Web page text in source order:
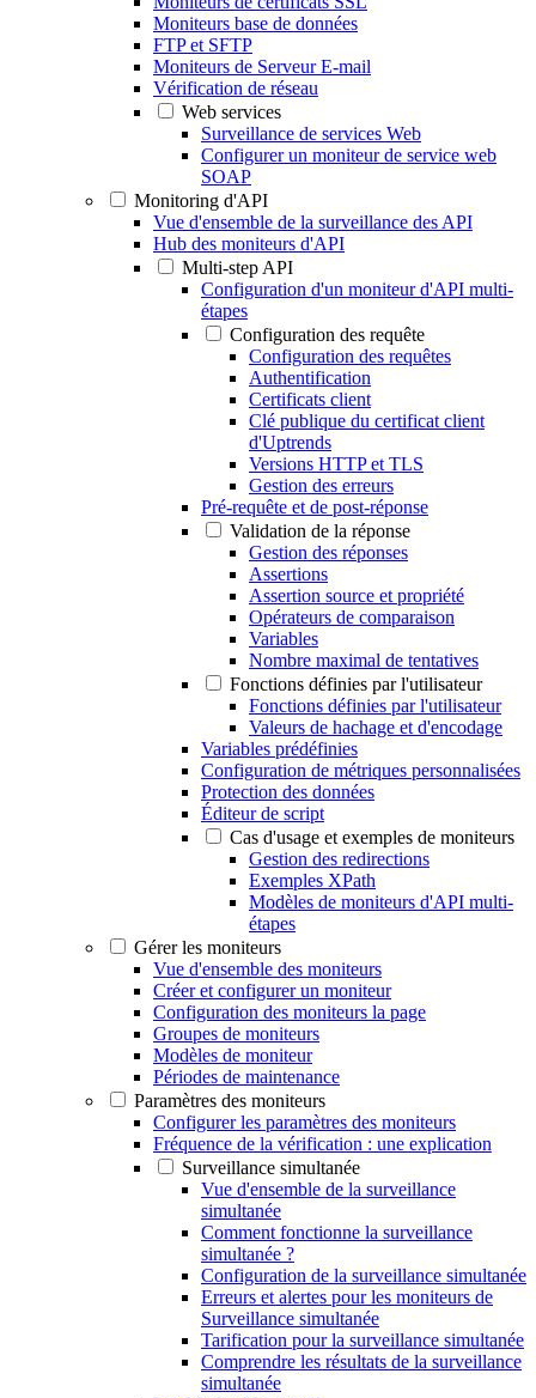
Moniteurs base de données
FTP et SFTP
Moniteurs de Serveur E-mail
Vérification de réseau
Web services
Surveillance de services Web
Configurer un moniteur de service web
SOAP
Monitoring d'API
Vue d'ensemble de la surveillance des API
Hub des moniteurs d'API
Multi-step API
Configuration d'un moniteur d'API multi-
étapes
Configuration des requête
Configuration des requêtes
Authentification
Certificats client
Clé publique du certificat client
d'Uptrends
Versions HTTP et TLS
Gestion des erreurs
Pré-requête et de post-réponse
Validation de la réponse
Gestion des réponses
Assertions
Assertion source et propriété
Opérateurs de comparaison
Variables
Nombre maximal de tentatives
Fonctions définies par l'utilisateur
Fonctions définies par l'utilisateur
Valeurs de hachage et d'encodage
Variables prédéfinies
Configuration de métriques personnalisées
Protection des données
Éditeur de script
Cas d'usage et exemples de moniteurs
Gestion des redirections
Exemples XPath
Modèles de moniteurs d'API multi-
étapes
Gérer les moniteurs
Vue d'ensemble des moniteurs
Créer et configurer un moniteur
Configuration des moniteurs la page
Groupes de moniteurs
Modèles de moniteur
Périodes de maintenance
Paramètres des moniteurs
Configurer les paramètres des moniteurs
Fréquence de la vérification : une explication
Surveillance simultanée
Vue d'ensemble de la surveillance
simultanée
Comment fonctionne la surveillance
simultanée ?
Configuration de la surveillance simultanée
Erreurs et alertes pour les moniteurs de
Surveillance simultanée
Tarification pour la surveillance simultanée
Comprendre les résultats de la surveillance
simultanée